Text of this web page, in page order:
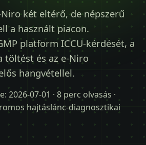
Időpontot kérek
+36 30 680 7511
Niro két eltérő, de népszerű
a használt piacon.
platform ICCU-kérdését, a
töltést és az e-Niro
hangvétellel.
2026-07-01 · 8 perc olvasás ·
hajtáslánc-diagnosztikai